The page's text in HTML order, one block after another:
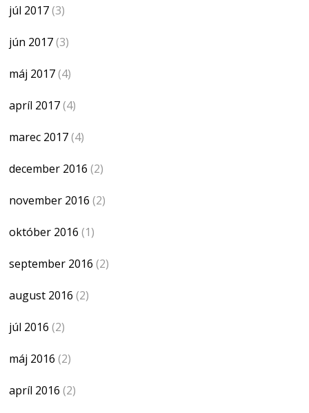
júl 2017(3)
jún 2017(3)
máj 2017(4)
apríl 2017(4)
marec 2017(4)
december 2016 (2)
november 2016 (2)
október 2016 (1)
september 2016 (2)
august 2016 (2)
júl 2016 (2)
máj 2016 (2)
apríl 2016 (2)